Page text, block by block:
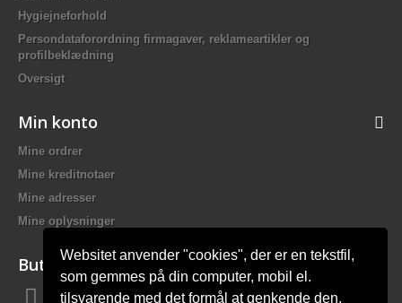
Websitet anvender "cookies", der er en tekstfil,
som gemmes på din computer, mobil el.
tilsvarende med det formål at genkende den,
Hygiejneforhold
Persondataforordning firmagaver, reklameartikler og
profilbeklædning
Oversigt
Min konto
Mine ordrer
Mine kreditnotaer
Mine adresser
Mine oplysninger
Butiksinformation
Bach Promotion, Trafikskolevej 2 7400 Herning Danmark